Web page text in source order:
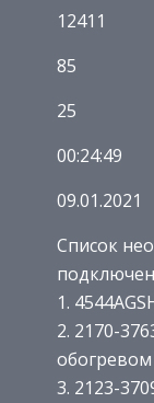
12411
85
25
00:24:49
09.01.2021
Список
1.
2. 2170-
обогревом
3. 2123-